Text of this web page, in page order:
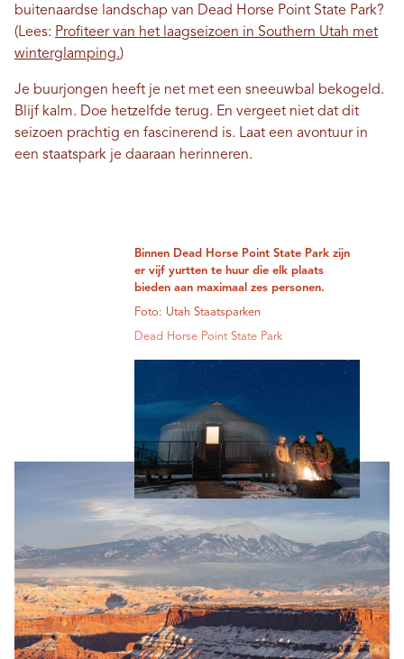
buitenaardse landschap van Dead Horse Point State Park?
(Lees: Profiteer van het laagseizoen in Southern Utah met
winterglamping.)
Je buurjongen heeft je net met een sneeuwbal bekogeld.
Blijf kalm. Doe hetzelfde terug. En vergeet niet dat dit
seizoen prachtig en fascinerend is. Laat een avontuur in
een staatspark je daaraan herinneren.
Binnen Dead Horse Point State Park zijn
er vijf yurtten te huur die elk plaats
bieden aan maximaal zes personen.
Foto: Utah Staatsparken
Dead Horse Point State Park